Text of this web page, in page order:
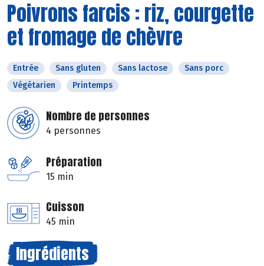
Poivrons farcis : riz, courgette
et fromage de chèvre
Entrée Sans gluten Sans lactose
Sans porc
Végétarien
Printemps
Nombre de personnes
4 personnes
Préparation
15 min
Cuisson
45 min
Ingrédients